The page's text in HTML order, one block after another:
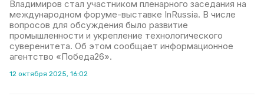
Владимиров стал участником пленарного заседания на
международном форуме-выставке InRussia. В числе
вопросов для обсуждения было развитие
промышленности и укрепление технологического
суверенитета. Об этом сообщает информационное
агентство «Победа26».
12 октября 2025, 16:02